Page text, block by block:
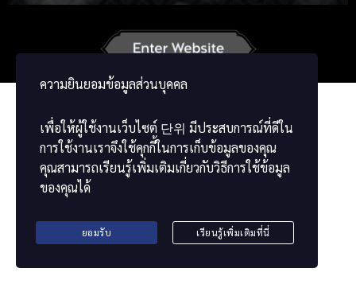
ความยินยอมข้อมูลส่วนบุคคล
เพื่อให้ผู้ใช้งานเว็บไซต์ 단위 มีประสบการณ์ที่ดีใน
การใช้งานเราจึงใช้คุกกี้ในการเก็บข้อมูลของคุณ
คุณสามารถเรียนรู้เพิ่มเติมเกี่ยวกับวิธีการใช้ข้อมูล
ของคุณได้
ยอมรับ เรียนรู้เพิ่มเติมที่นี่